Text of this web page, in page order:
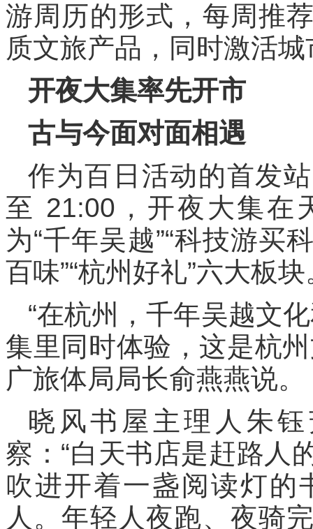
游周历的形式，每周推
质文旅产品，同时激活
开夜大集率先开市
古与今面对面相遇
作为百日活动的首发
至 21:00，开夜大集在
为“千年吴越”“科技游买
百味”“杭州好礼”六大板块
“在杭州，千年吴越文
集里同时体验，这是杭
广旅体局局长俞燕燕说。
晓风书屋主理人朱
察：“白天书店是赶路人
吹进开着一盏阅读灯的
人。年轻人夜跑、夜骑